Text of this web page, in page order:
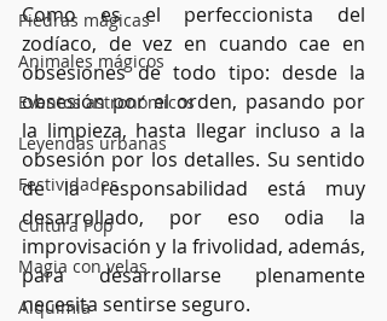
Piedras mágicas
Animales mágicos
Eventos astronómicos
Leyendas urbanas
Festividades
Cultura Pop
Magia con velas
Alquimia
Como es el perfeccionista del
zodíaco, de vez en cuando cae en
obsesiones de todo tipo: desde la
obsesión por el orden, pasando por
la limpieza, hasta llegar incluso a la
obsesión por los detalles. Su sentido
de la responsabilidad está muy
desarrollado, por eso odia la
improvisación y la frivolidad, además,
para desarrollarse plenamente
necesita sentirse seguro.